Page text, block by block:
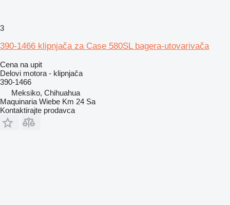
3
390-1466 klipnjača za Case 580SL bagera-utovarivača
Cena na upit
Delovi motora - klipnjača
390-1466
Meksiko, Chihuahua
Maquinaria Wiebe Km 24 Sa
Kontaktirajte prodavca